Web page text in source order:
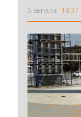
5 августа 18:37